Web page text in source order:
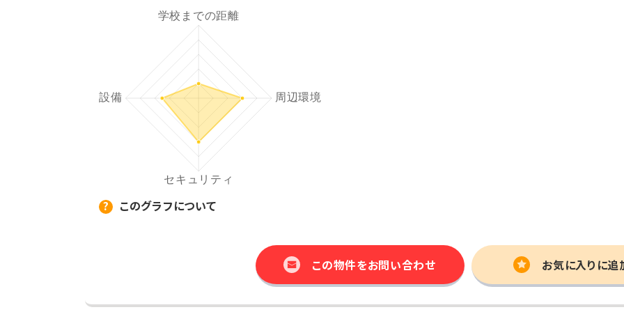
このグラフについて
この物件をお問い合わせ お気に入りに追